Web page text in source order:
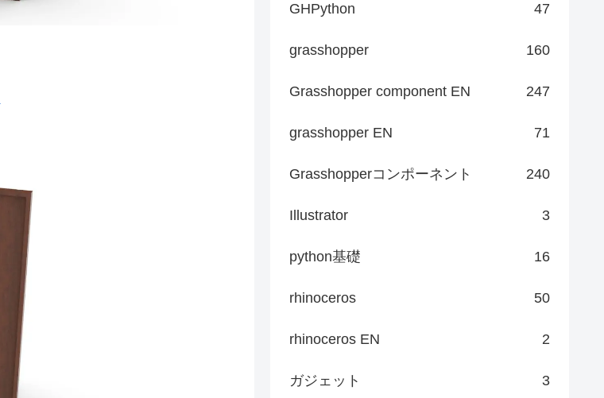
GHPython 47
grasshopper 160
Grasshopper component EN 247
grasshopper EN 71
Grasshopperコンポーネント 240
Illustrator 3
python基礎 16
rhinoceros 50
rhinoceros EN 2
ガジェット 3